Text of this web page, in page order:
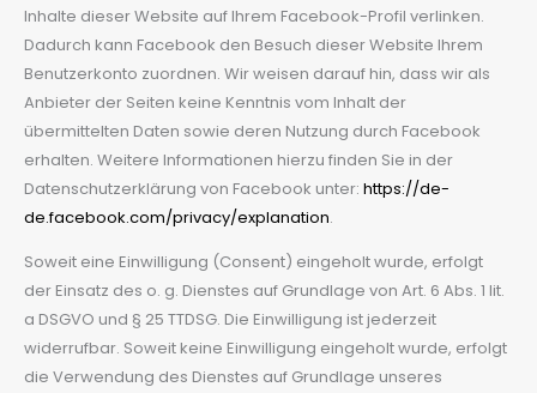
Inhalte dieser Website auf Ihrem Facebook-Profil verlinken.
Dadurch kann Facebook den Besuch dieser Website Ihrem
Benutzerkonto zuordnen. Wir weisen darauf hin, dass wir als
Anbieter der Seiten keine Kenntnis vom Inhalt der
übermittelten Daten sowie deren Nutzung durch Facebook
erhalten. Weitere Informationen hierzu finden Sie in der
Datenschutzerklärung von Facebook unter: https://de-
de.facebook.com/privacy/explanation.
Soweit eine Einwilligung (Consent) eingeholt wurde, erfolgt
der Einsatz des o. g. Dienstes auf Grundlage von Art. 6 Abs. 1 lit.
a DSGVO und § 25 TTDSG. Die Einwilligung ist jederzeit
widerrufbar. Soweit keine Einwilligung eingeholt wurde, erfolgt
die Verwendung des Dienstes auf Grundlage unseres